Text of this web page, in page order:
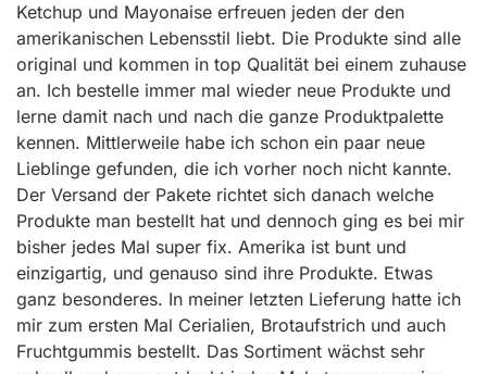
Ketchup und Mayonaise erfreuen jeden der den
amerikanischen Lebensstil liebt. Die Produkte sind alle
original und kommen in top Qualität bei einem zuhause
an. Ich bestelle immer mal wieder neue Produkte und
lerne damit nach und nach die ganze Produktpalette
kennen. Mittlerweile habe ich schon ein paar neue
Lieblinge gefunden, die ich vorher noch nicht kannte.
Der Versand der Pakete richtet sich danach welche
Produkte man bestellt hat und dennoch ging es bei mir
bisher jedes Mal super fix. Amerika ist bunt und
einzigartig, und genauso sind ihre Produkte. Etwas
ganz besonderes. In meiner letzten Lieferung hatte ich
mir zum ersten Mal Cerialien, Brotaufstrich und auch
Fruchtgummis bestellt. Das Sortiment wächst sehr